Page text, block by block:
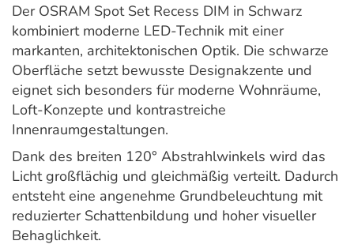
Der OSRAM Spot Set Recess DIM in Schwarz
kombiniert moderne LED-Technik mit einer
markanten, architektonischen Optik. Die schwarze
Oberfläche setzt bewusste Designakzente und
eignet sich besonders für moderne Wohnräume,
Loft-Konzepte und kontrastreiche
Innenraumgestaltungen.
Dank des breiten 120° Abstrahlwinkels wird das
Licht großflächig und gleichmäßig verteilt. Dadurch
entsteht eine angenehme Grundbeleuchtung mit
reduzierter Schattenbildung und hoher visueller
Behaglichkeit.